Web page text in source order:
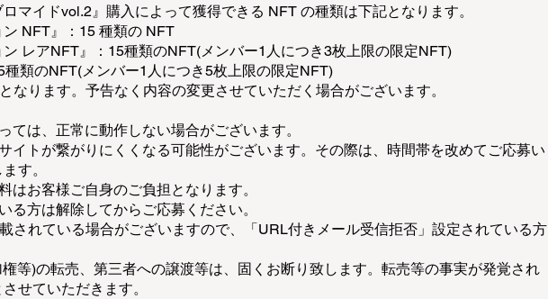
マイドvol.2』購入によって獲得できる NFT の種類は下記となります。
ン NFT』：15 種類の NFT
ン レアNFT』：15種類のNFT(メンバー1人につき3枚上限の限定NFT)
種類のNFT(メンバー1人につき5枚上限の限定NFT)
なります。予告なく内容の変更させていただく場合がございます。
ては、正常に動作しない場合がございます。
イトが繋がりにくくなる可能性がございます。その際は、時間帯を改めてご応募い
す。
はお客様ご自身のご負担となります。
る方は解除してからご応募ください。
されている場合がございますので、「URL付きメール受信拒否」設定されている方
等)の転売、第三者への譲渡等は、固くお断り致します。転売等の事実が発覚され
せていただきます。